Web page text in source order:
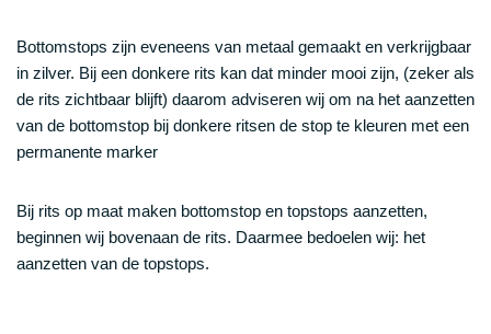
Bottomstops zijn eveneens van metaal gemaakt en verkrijgbaar
in zilver. Bij een donkere rits kan dat minder mooi zijn, (zeker als
de rits zichtbaar blijft) daarom adviseren wij om na het aanzetten
van de bottomstop bij donkere ritsen de stop te kleuren met een
permanente marker
Bij rits op maat maken bottomstop en topstops aanzetten,
beginnen wij bovenaan de rits. Daarmee bedoelen wij: het
aanzetten van de topstops.